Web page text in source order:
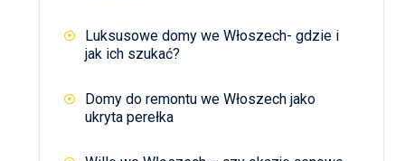
Luksusowe domy we Włoszech- gdzie i
jak ich szukać?
Domy do remontu we Włoszech jako
ukryta perełka